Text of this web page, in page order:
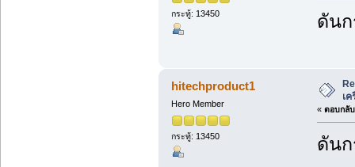
กระทู้: 13450 ดัน
hitechproduct1
Hero Member
กระทู้: 13450
เ
« ตอบกลั
ดัน